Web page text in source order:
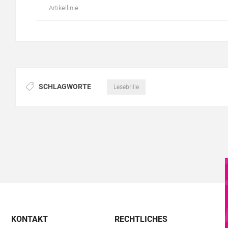
Artikellinie
SCHLAGWORTE Lesebrille
KONTAKT RECHTLICHES